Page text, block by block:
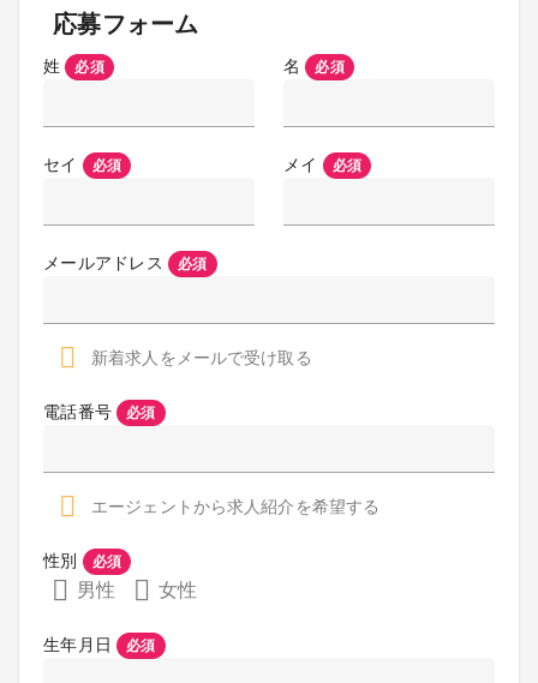
応募フォーム
姓 必須 名 必須
セイ 必須 メイ 必須
メールアドレス 必須
新着求人をメールで受け取る
電話番号 必須
エージェントから求人紹介を希望する
性別 必須
男性 女性
生年月日 必須